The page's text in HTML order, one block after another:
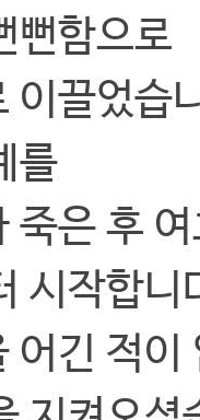
뻔함으로
이끌었습
를
죽은 후
시작합
어긴 적